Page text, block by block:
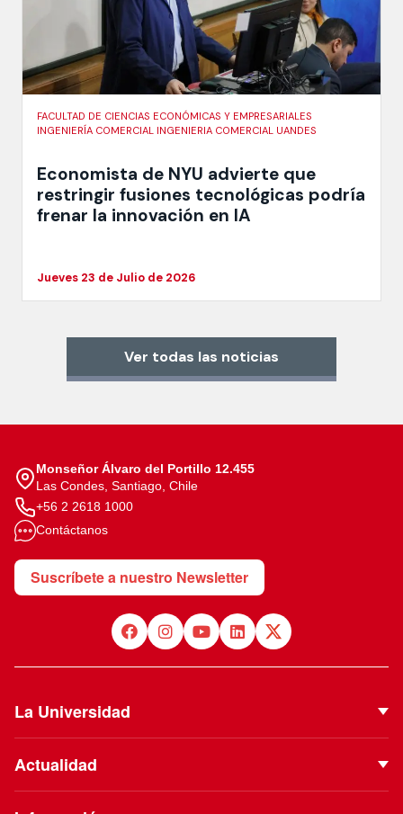
FACULTAD DE CIENCIAS ECONÓMICAS Y EMPRESARIALES
INGENIERÍA COMERCIAL INGENIERIA COMERCIAL UANDES
Economista de NYU advierte que
restringir fusiones tecnológicas podría
frenar la innovación en IA
Jueves 23 de Julio de 2026
Ver todas las noticias
Monseñor Álvaro del Portillo 12.455
Las Condes, Santiago, Chile
+56 2 2618 1000
Contáctanos
Suscríbete a nuestro Newsletter
La Universidad
Actualidad